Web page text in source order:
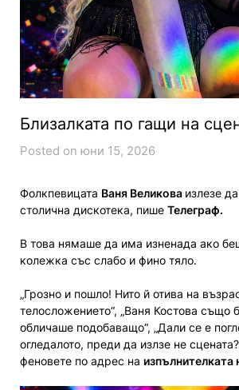
Близалката по гащи на
Posted on юни 15, 2026
Фолкпевицата Ваня Великова излезе
столична дискотека, пише Телеграф.
В това нямаше да има изненада ако
колежка със слабо и фино тяло.
„Грозно и пошло! Нито й отива на
телосложението“, „Ваня Костова също
обличаше подобаващо“, „Дали се е
огледалото, преди да излзе не
феновете по адрес на изпълнителката